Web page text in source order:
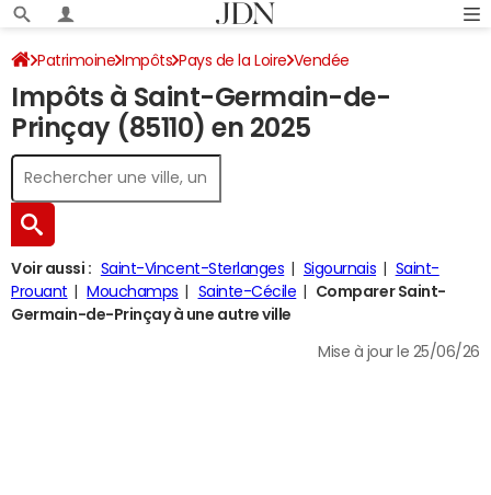
Patrimoine Impôts Pays de la Loire Vendée
Saint-Germain-de-Prinçay Impôt sur le revenu
Impôts à Saint-Germain-de-
Prinçay (85110) en 2025
Voir aussi : Saint-Vincent-Sterlanges Sigournais
Saint-
Prouant
Mouchamps Sainte-Cécile
Comparer Saint-
Germain-de-Prinçay à une autre ville
Mise à jour le 25/06/26